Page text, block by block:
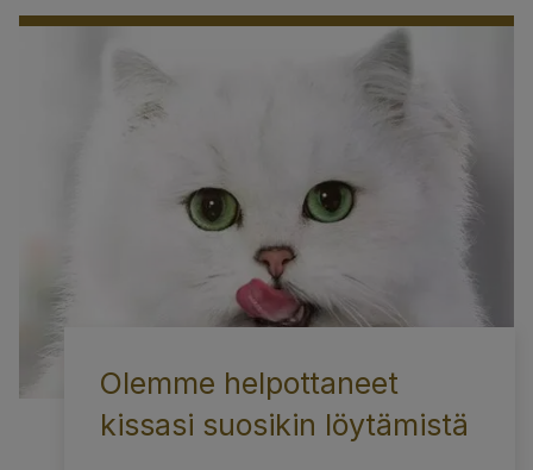
Olemme helpottaneet
kissasi suosikin löytämistä